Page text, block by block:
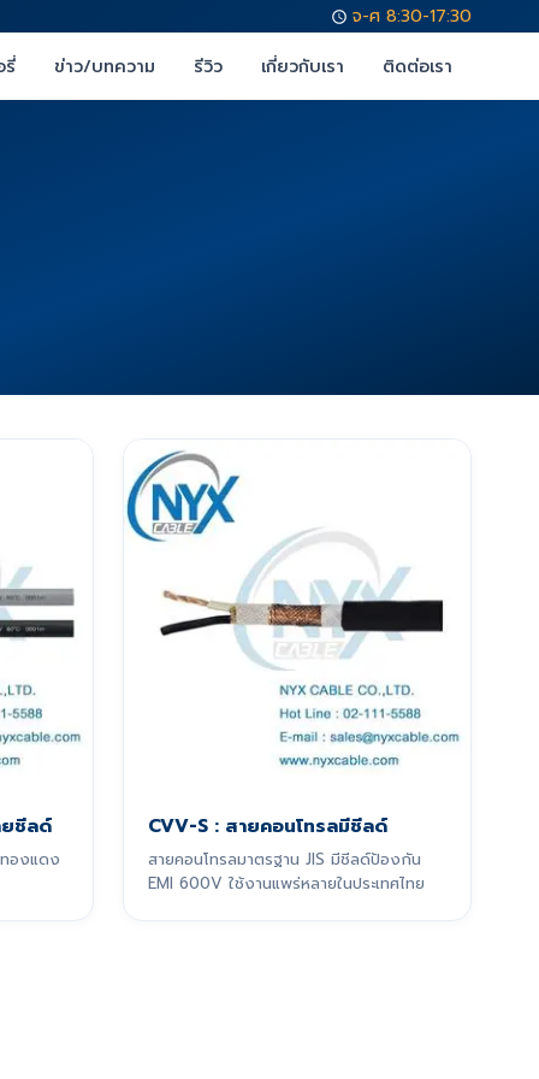
จ-ศ 8:30-17:30
รี่
ข่าว/บทความ รีวิว เกี่ยวกับเรา ติดต่อเรา
ยชีลด์
องแดง
CVV-S : สายคอนโทรลมีชีลด์
สายคอนโทรลมาตรฐาน JIS มีชีลด์ป้องกัน
EMI 600V ใช้งานแพร่หลายในประเทศไทย